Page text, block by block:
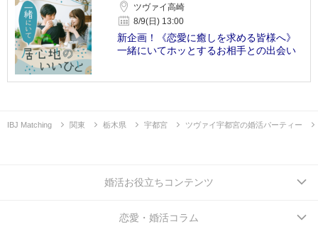
ツヴァイ高崎
8/9(日) 13:00
新企画！《恋愛に癒しを求める皆様へ》
一緒にいてホッとするお相手との出会い
IBJ Matching 関東 栃木県 宇都宮 ツヴァイ宇都宮の婚活パーティー
婚活お役立ちコンテンツ
恋愛・婚活コラム